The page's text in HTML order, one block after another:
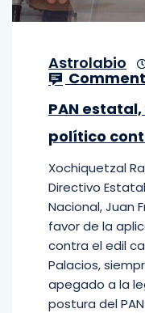
Astrolabio
PAN
político
Xochiquetzal
Directivo
Nacional, Juan
favor de la
contra el edil
Palacios,
apegado a la
postura del